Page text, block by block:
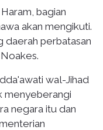
bagian
akan mengikuti.
daerah perbatasan
wal-Jihad
menyeberangi
negara itu dan